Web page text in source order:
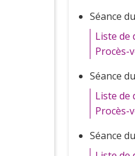
Séance
Liste de
Procès-
Séance
Liste de
Procès-
Séance